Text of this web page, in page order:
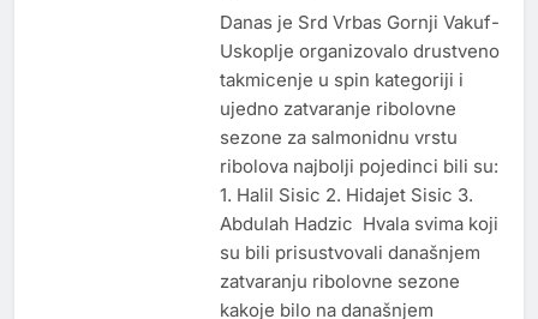
Danas je Srd Vrbas Gornji Vakuf-
Uskoplje organizovalo drustveno
takmicenje u spin kategoriji i
ujedno zatvaranje ribolovne
sezone za salmonidnu vrstu
ribolova najbolji pojedinci bili su:
1. Halil Sisic 2. Hidajet Sisic 3.
Abdulah Hadzic Hvala svima koji
su bili prisustvovali današnjem
zatvaranju ribolovne sezone
kakoje bilo na današnjem